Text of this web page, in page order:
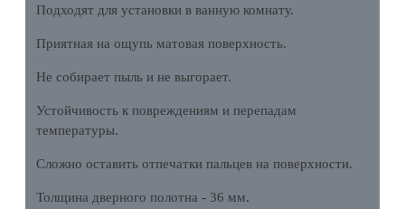
Подходят для установки в ванную комнату.
Приятная на ощупь матовая поверхность.
Не собирает пыль и не выгорает.
Устойчивость к повреждениям и перепадам
температуры.
Сложно оставить отпечатки пальцев на поверхности.
Толщина дверного полотна - 36 мм.